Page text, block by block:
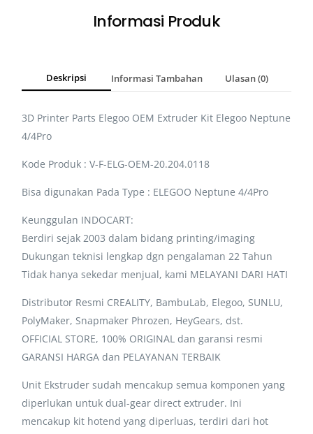
Informasi Produk
Deskripsi Informasi Tambahan Ulasan (0)
3D Printer Parts Elegoo OEM Extruder Kit Elegoo Neptune
4/4Pro
Kode Produk : V-F-ELG-OEM-20.204.0118
Bisa digunakan Pada Type : ELEGOO Neptune 4/4Pro
Keunggulan INDOCART:
Berdiri sejak 2003 dalam bidang printing/imaging
Dukungan teknisi lengkap dgn pengalaman 22 Tahun
Tidak hanya sekedar menjual, kami MELAYANI DARI HATI
Distributor Resmi CREALITY, BambuLab, Elegoo, SUNLU,
PolyMaker, Snapmaker Phrozen, HeyGears, dst.
OFFICIAL STORE, 100% ORIGINAL dan garansi resmi
GARANSI HARGA dan PELAYANAN TERBAIK
Unit Ekstruder sudah mencakup semua komponen yang
diperlukan untuk dual-gear direct extruder. Ini
mencakup kit hotend yang diperluas, terdiri dari hot